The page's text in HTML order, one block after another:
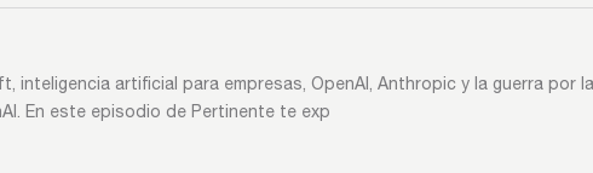
inteligencia artificial para empresas, OpenAI, Anthropic y la guerra por
En este episodio de Pertinente te exp